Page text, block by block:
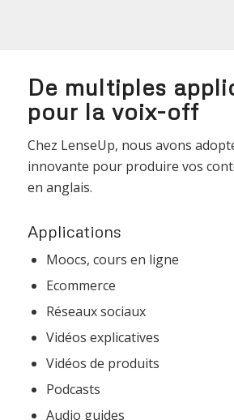
De multiples
pour la voix-off
Chez LenseUp, nous avons
innovante pour produire vos
en anglais.
Applications
Moocs, cours en ligne
Ecommerce
Réseaux sociaux
Vidéos explicatives
Vidéos de produits
Podcasts
Audio guides